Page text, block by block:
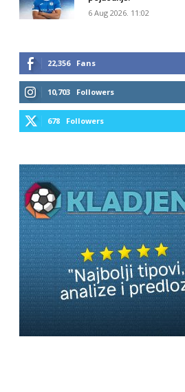
6 Aug 2026. 11:02
22,356 Fans
10,703 Followers
678 Followers